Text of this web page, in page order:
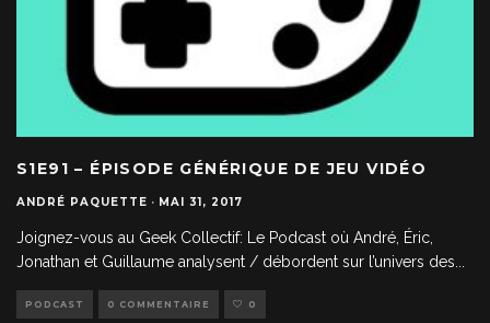
S1E91 – ÉPISODE GÉNÉRIQUE DE JEU VIDÉO
ANDRÉ PAQUETTE · MAI 31, 2017
Joignez-vous au Geek Collectif: Le Podcast où André, Éric,
Jonathan et Guillaume analysent / débordent sur l’univers des
PODCAST 0 COMMENTAIRE 0